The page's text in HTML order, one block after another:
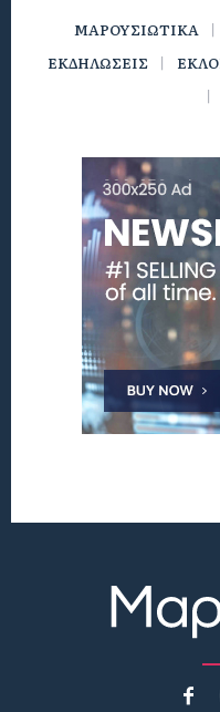
ΜΑΡΟΥΣΙΩΤΙΚΑ
ΕΚΔΗΛΩΣΕΙΣ